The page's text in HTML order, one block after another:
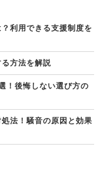
利用できる支援制度を
方法を解説
！後悔しない選び方の
法！騒音の原因と効果